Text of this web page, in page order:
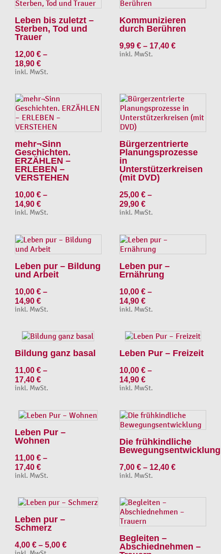
Leben bis zuletzt –
Sterben, Tod und
Trauer
12,00€ –
18,90€
inkl. MwSt.
Kommunizieren
durch Berühren
9,99€ – 17,40€
inkl. MwSt.
mehr¬Sinn
Geschichten.
ERZÄHLEN –
ERLEBEN –
VERSTEHEN
10,00€ –
14,90€
inkl. MwSt.
Bürgerzentrierte
Planungsprozesse
in
Unterstützerkreisen
(mit DVD)
25,00€ –
29,90€
inkl. MwSt.
Leben pur – Bildung
und Arbeit
10,00€ –
14,90€
inkl. MwSt.
Leben pur –
Ernährung
10,00€ –
14,90€
inkl. MwSt.
Bildung ganz basal
11,00€ –
17,40€
inkl. MwSt.
Leben Pur – Freizeit
10,00€ –
14,90€
inkl. MwSt.
Leben Pur –
Wohnen
11,00€ –
17,40€
inkl. MwSt.
Die frühkindliche
Bewegungsentwicklung
7,00€ – 12,40€
inkl. MwSt.
Leben pur –
Schmerz
4,00€ –5,00€
Begleiten –
Abschiednehmen –